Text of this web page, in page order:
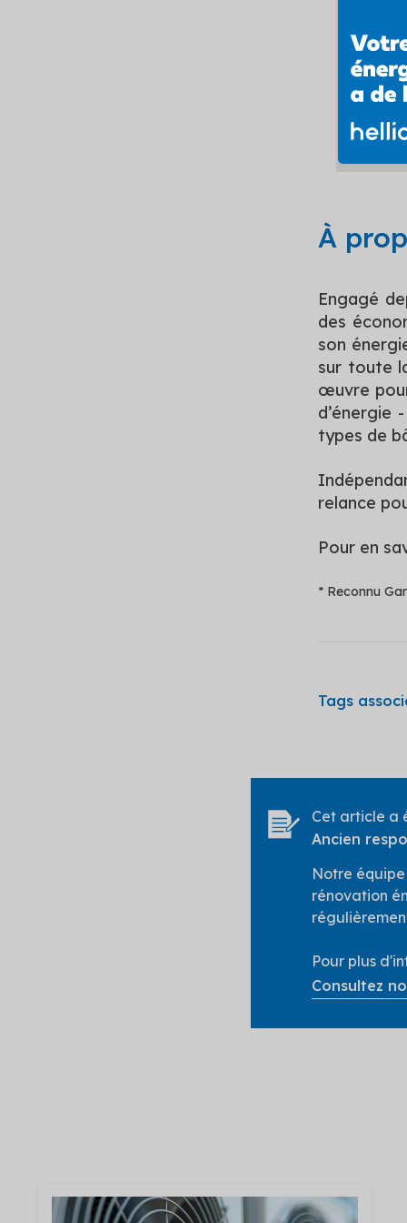
À
Engagé
des
son
sur toute
œuvre
d’énergie
types de
relance
Pour en
* Reconnu
Tags
Cet article a
Ancien
Notre
rénovation
Pour plus
Consultez